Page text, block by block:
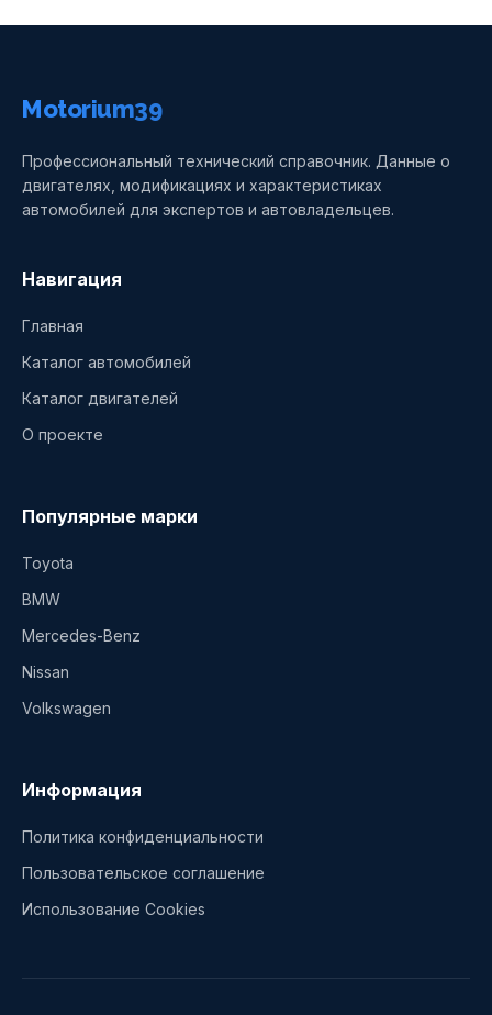
Motorium39
Профессиональный технический справочник. Данные о
двигателях, модификациях и характеристиках
автомобилей для экспертов и автовладельцев.
Навигация
Главная
Каталог автомобилей
Каталог двигателей
О проекте
Популярные марки
Toyota
BMW
Mercedes-Benz
Nissan
Volkswagen
Информация
Политика конфиденциальности
Пользовательское соглашение
Использование Cookies